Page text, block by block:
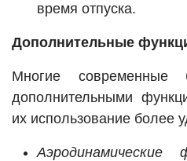
время отпуска.
Дополнительные
Многие современные
дополнительными
их использование более
Аэродинамические